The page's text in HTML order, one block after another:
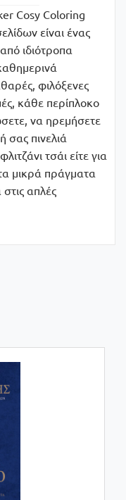
Cosy Coloring
είναι ένας
ιδιότροπα
φιλόξενες
κάθε περίπλοκο
να ηρεμήσετε
πινελιά
τσάι είτε για
μικρά πράγματα
απλές